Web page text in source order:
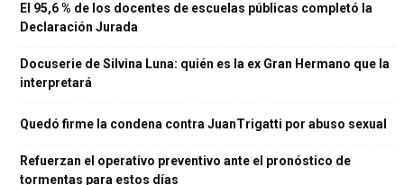
El 95,6 % de los docentes de escuelas públicas completó la
Declaración Jurada
Docuserie de Silvina Luna: quién es la ex Gran Hermano que la
interpretará
Quedó firme la condena contra JuanTrigatti por abuso sexual
Refuerzan el operativo preventivo ante el pronóstico de
tormentas para estos días